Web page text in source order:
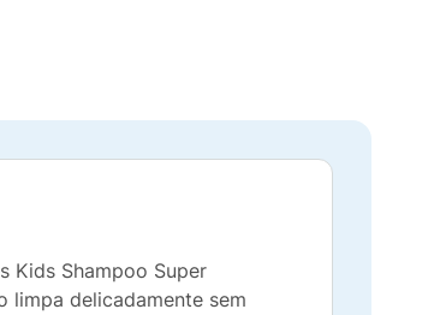
Kids Shampoo Super
limpa delicadamente sem